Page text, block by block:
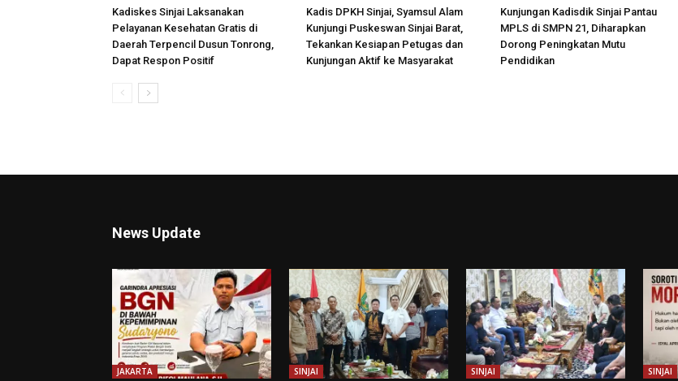
Kadiskes Sinjai Laksanakan
Pelayanan Kesehatan Gratis di
Daerah Terpencil Dusun Tonrong,
Dapat Respon Positif
Kadis DPKH Sinjai, Syamsul Alam
Kunjungi Puskeswan Sinjai Barat,
Tekankan Kesiapan Petugas dan
Kunjungan Aktif ke Masyarakat
Kunjungan Kadisdik Sinjai Pantau
MPLS di SMPN 21, Diharapkan
Dorong Peningkatan Mutu
Pendidikan
News Update
JAKARTA SINJAI SINJAI SINJAI